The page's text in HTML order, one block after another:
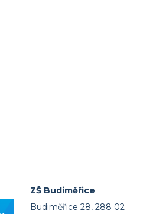
ZŠ Budiměřice
Budiměřice 28, 288 02